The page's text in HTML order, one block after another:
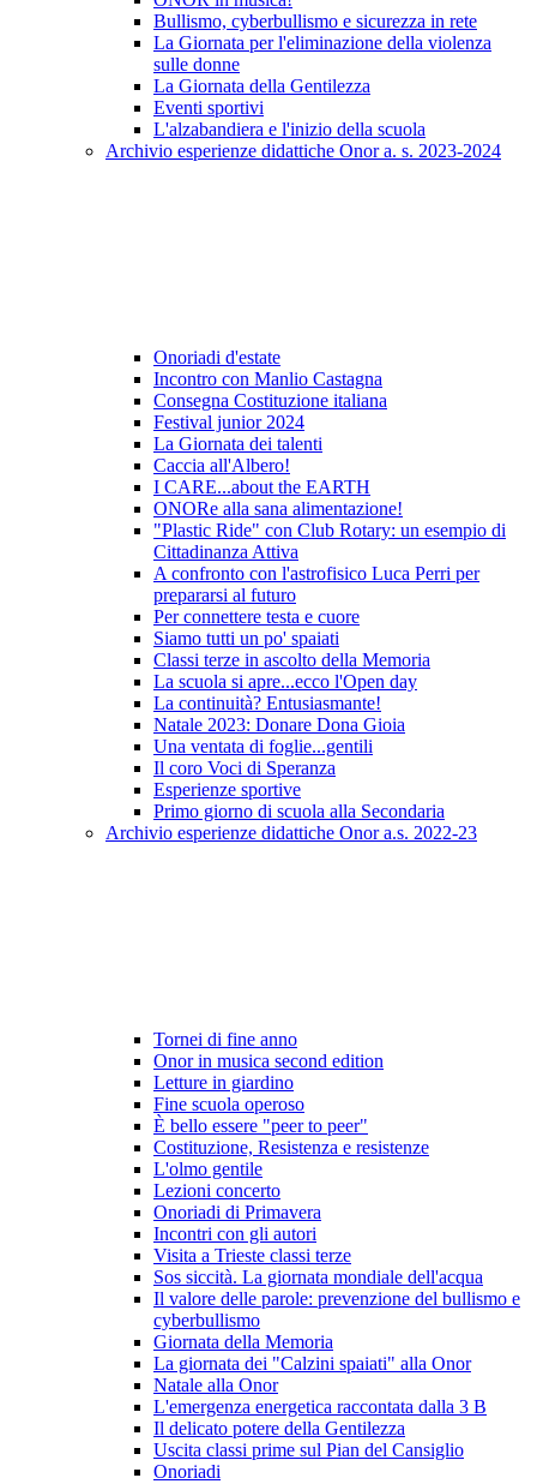
Bullismo, cyberbullismo e sicurezza in rete
La Giornata per l'eliminazione della violenza
sulle donne
La Giornata della Gentilezza
Eventi sportivi
L'alzabandiera e l'inizio della scuola
Archivio esperienze didattiche Onor a. s. 2023-2024
Onoriadi d'estate
Incontro con Manlio Castagna
Consegna Costituzione italiana
Festival junior 2024
La Giornata dei talenti
Caccia all'Albero!
I CARE...about the EARTH
ONORe alla sana alimentazione!
"Plastic Ride" con Club Rotary: un esempio di
Cittadinanza Attiva
A confronto con l'astrofisico Luca Perri per
prepararsi al futuro
Per connettere testa e cuore
Siamo tutti un po' spaiati
Classi terze in ascolto della Memoria
La scuola si apre...ecco l'Open day
La continuità? Entusiasmante!
Natale 2023: Donare Dona Gioia
Una ventata di foglie...gentili
Il coro Voci di Speranza
Esperienze sportive
Primo giorno di scuola alla Secondaria
Archivio esperienze didattiche Onor a.s. 2022-23
Tornei di fine anno
Onor in musica second edition
Letture in giardino
Fine scuola operoso
È bello essere "peer to peer"
Costituzione, Resistenza e resistenze
L'olmo gentile
Lezioni concerto
Onoriadi di Primavera
Incontri con gli autori
Visita a Trieste classi terze
Sos siccità. La giornata mondiale dell'acqua
Il valore delle parole: prevenzione del bullismo e
cyberbullismo
Giornata della Memoria
La giornata dei "Calzini spaiati" alla Onor
Natale alla Onor
L'emergenza energetica raccontata dalla 3 B
Il delicato potere della Gentilezza
Uscita classi prime sul Pian del Cansiglio
Onoriadi